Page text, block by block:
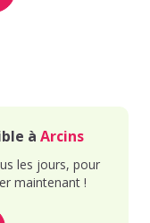
à Arcins
les jours, pour
maintenant !